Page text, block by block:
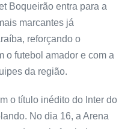
Boqueirão entra para a
marcantes já
reforçando o
o futebol amador e com a
da região.
o título inédito do Inter do
No dia 16, a Arena